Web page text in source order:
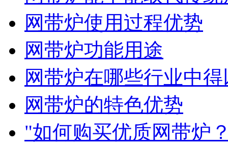
网带炉使用过程优势
网带炉功能用途
网带炉在哪些行业中
网带炉的特色优势
"如何购买优质网带炉